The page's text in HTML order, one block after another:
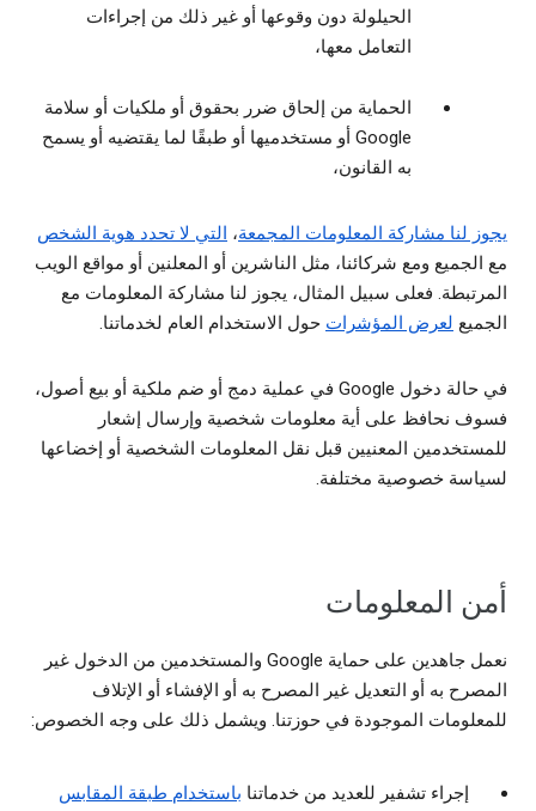
الحيلولة دون وقوعها أو غير ذلك من إجراءات
التعامل معها،
الحماية من إلحاق ضرر بحقوق أو ملكيات أو سلامة
Google أو مستخدميها أو طبقًا لما يقتضيه أو يسمح
به القانون،
يجوز لنا مشاركة المعلومات المجمعة، التي لا تحدد هوية الشخص
مع الجميع ومع شركائنا، مثل الناشرين أو المعلنين أو مواقع الويب
المرتبطة. فعلى سبيل المثال، يجوز لنا مشاركة المعلومات مع
الجميع لعرض المؤشرات حول الاستخدام العام لخدماتنا.
في حالة دخول Google في عملية دمج أو ضم ملكية أو بيع أصول،
فسوف نحافظ على أية معلومات شخصية وإرسال إشعار
للمستخدمين المعنيين قبل نقل المعلومات الشخصية أو إخضاعها
لسياسة خصوصية مختلفة.
أمن المعلومات
نعمل جاهدين على حماية Google والمستخدمين من الدخول غير
المصرح به أو التعديل غير المصرح به أو الإفشاء أو الإتلاف
للمعلومات الموجودة في حوزتنا. ويشمل ذلك على وجه الخصوص:
إجراء تشفير للعديد من خدماتنا باستخدام طبقة المقابس